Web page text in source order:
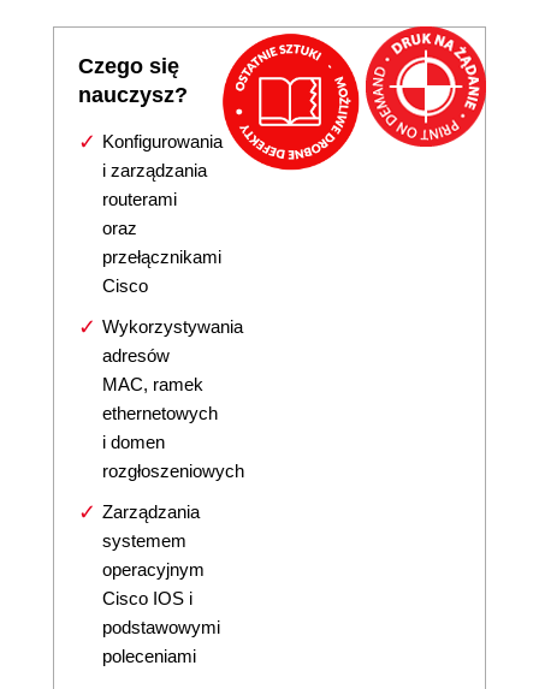
Czego się
nauczysz?
Konfigurowania
i zarządzania
routerami
oraz
przełącznikami
Cisco
Wykorzystywania
adresów
MAC, ramek
ethernetowych
i domen
rozgłoszeniowych
Zarządzania
systemem
operacyjnym
Cisco IOS i
podstawowymi
poleceniami